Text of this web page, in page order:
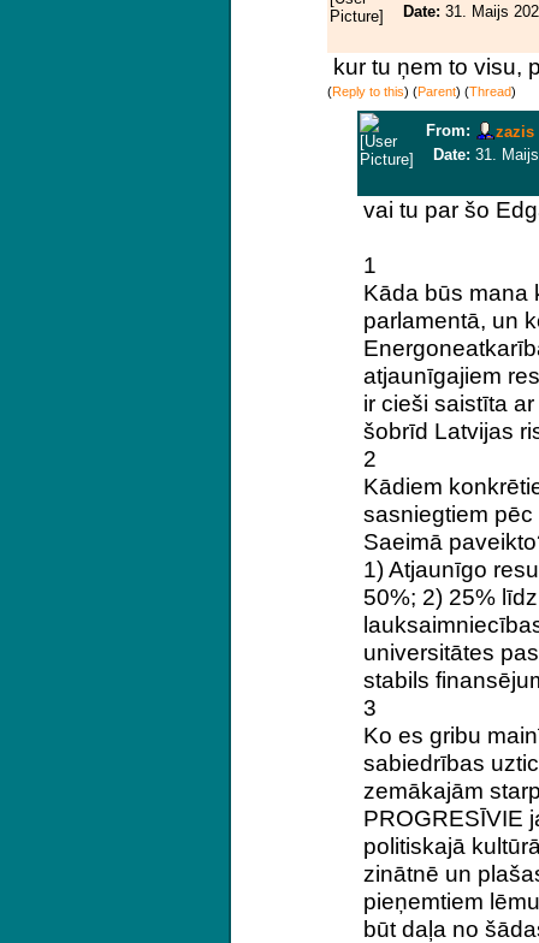
Date: 31. Maijs
kur tu ņem to visu,
(Reply to this) (Parent) (Thread)
From:
zazis
Date: 31.
vai tu par šo
1
Kāda būs mana
parlamentā, un
atjaunīgajiem
ir cieši saistīta
šobrīd Latvijas
2
Kādiem
sasniegtiem
Saeimā
1) Atjaunīgo
50%; 2) 25%
universitātes
stabils
3
Ko es gribu
sabiedrības
zemākajām
PROGRESĪVIE
politiskajā
zinātnē un
pieņemtiem
būt daļa no